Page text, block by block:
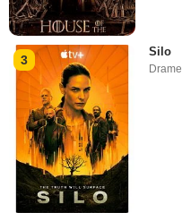
3
Silo
Drame